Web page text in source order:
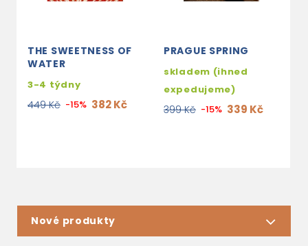
THE SWEETNESS OF
WATER
3-4 týdny
449 Kč -15% 382 Kč
PRAGUE SPRING
skladem (ihned
expedujeme)
399 Kč -15% 339 Kč
Nové produkty